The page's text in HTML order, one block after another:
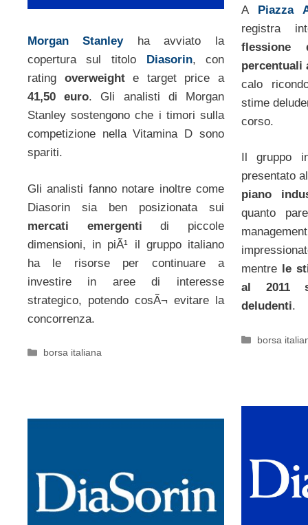
A Piazza
registra
percentuali
calo
stime
corso.
Il gruppo
presentato
piano
quanto
mentre
le
al 2011
deludenti.
Categorie
borsa
Morgan Stanleyha avviato la
copertura sul titolo
Diasorin, con
rating overweighte target price a
41,50 euro. Gli analisti di Morgan
Stanley sostengono che i timori sulla
competizione nella Vitamina D sono
spariti.
Gli analisti fanno notare inoltre come
Diasorin sia ben posizionata sui
mercati emergenti di piccole
dimensioni, in piÃ¹ il gruppo italiano
ha le risorse per continuare a
investire in aree di interesse
strategico, potendo cosÃ¬ evitare la
concorrenza.
Categorie
borsa italiana